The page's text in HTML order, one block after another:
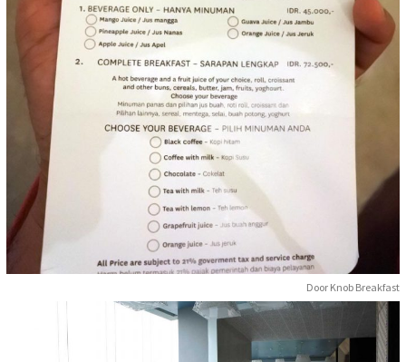
Door Knob Breakfast